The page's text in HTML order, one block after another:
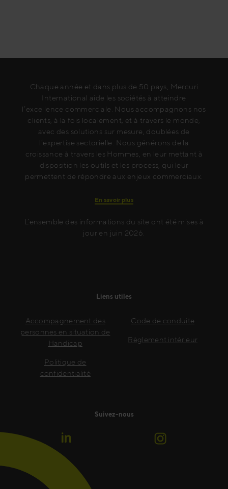
Chaque année et dans plus de 50 pays, Mercuri
International aide les sociétés à atteindre
l’excellence commerciale. Nous accompagnons nos
clients, à la fois localement, et à travers le monde,
avec des solutions sur mesure, doublées de
l’expertise sectorielle. Nous générons de la
croissance à travers les Hommes, en leur mettant à
disposition les outils et les process, qui leur
permettent de répondre aux enjeux commerciaux.
En savoir plus
L’ensemble des informations du site ont été mises à
jour en juin 2026.
Liens utiles
Accompagnement des
personnes en situation de
Handicap
Politique de
confidentialité
Code de conduite
Règlement intérieur
Suivez-nous